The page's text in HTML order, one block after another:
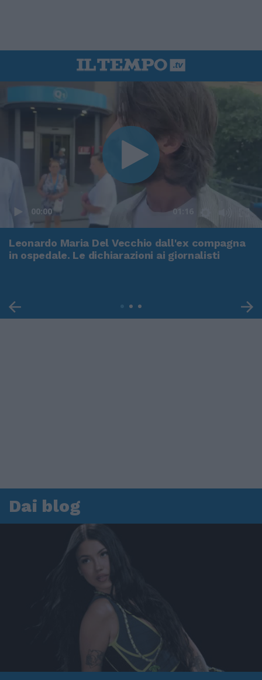
00:00 01:16
Leonardo Maria Del Vecchio dall'ex compagna
in ospedale. Le dichiarazioni ai giornalisti
Dai blog